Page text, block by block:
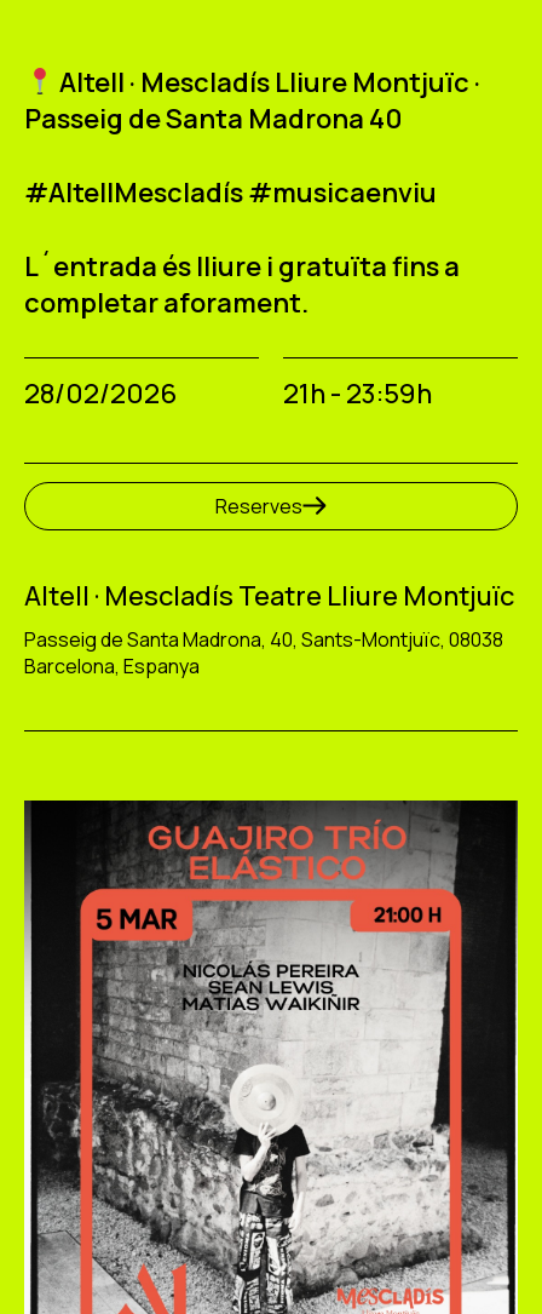
Altell · Mescladís Lliure Montjuïc ·
Passeig de Santa Madrona 40
#AltellMescladís #musicaenviu
L´entrada és lliure i gratuïta fins a
completar aforament.
28/02/2026 21h - 23:59h
Reserves
Altell · Mescladís Teatre Lliure Montjuïc
Passeig de Santa Madrona, 40, Sants-Montjuïc, 08038
Barcelona, Espanya